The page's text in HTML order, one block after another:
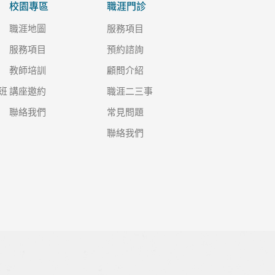
校園專區
職涯地圖
服務項目
教師培訓
講座邀約
聯絡我們
職涯門診
服務項目
預約諮詢
顧問介紹
職涯二三事
常見問題
聯絡我們